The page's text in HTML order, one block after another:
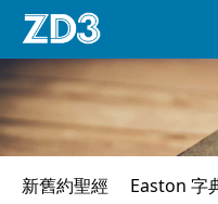
新舊約聖經 Easton 字